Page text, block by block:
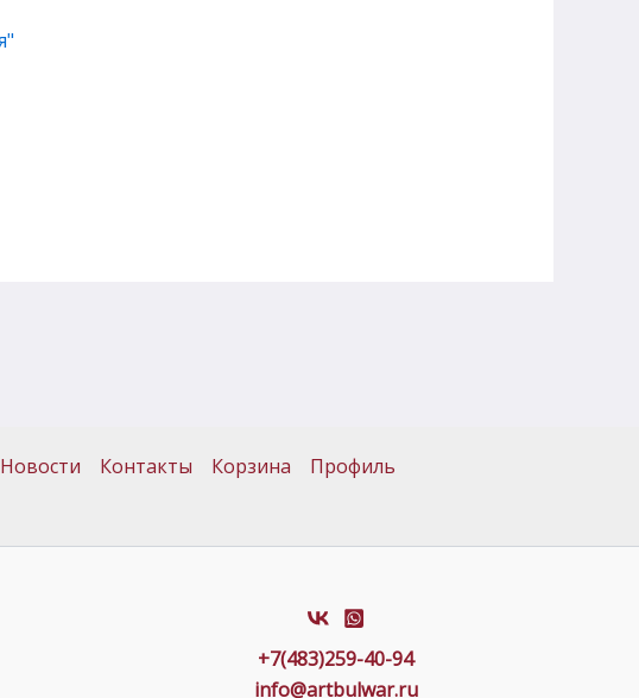
Новости Контакты Корзина Профиль
+7(483)259-40-94
info@artbulwar.ru